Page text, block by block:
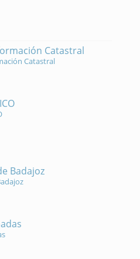
Catastral
Catastral
Badajoz